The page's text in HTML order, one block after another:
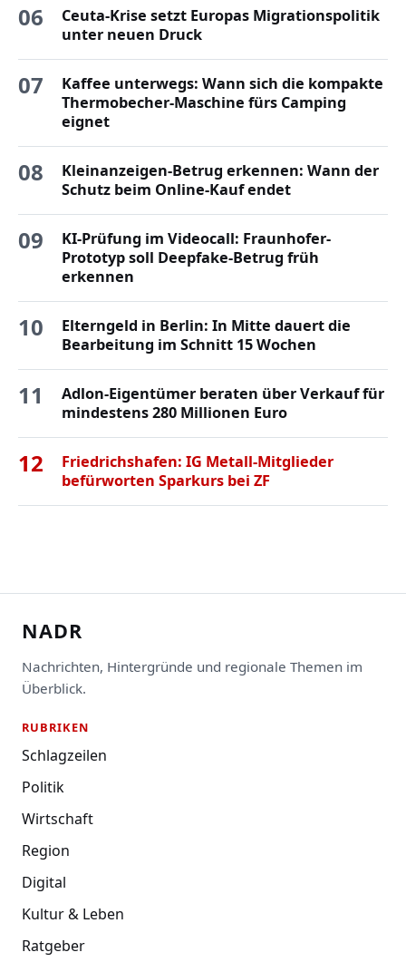
06
Ceuta-Krise setzt Europas Migrationspolitik
unter neuen Druck
07
Kaffee unterwegs: Wann sich die kompakte
Thermobecher-Maschine fürs Camping
eignet
08
Kleinanzeigen-Betrug erkennen: Wann der
Schutz beim Online-Kauf endet
09
KI-Prüfung im Videocall: Fraunhofer-
Prototyp soll Deepfake-Betrug früh
erkennen
10
Elterngeld in Berlin: In Mitte dauert die
Bearbeitung im Schnitt 15 Wochen
11
Adlon-Eigentümer beraten über Verkauf für
mindestens 280 Millionen Euro
12
Friedrichshafen: IG Metall-Mitglieder
befürworten Sparkurs bei ZF
NADR
Nachrichten, Hintergründe und regionale Themen im
Überblick.
RUBRIKEN
Schlagzeilen
Politik
Wirtschaft
Region
Digital
Kultur & Leben
Ratgeber